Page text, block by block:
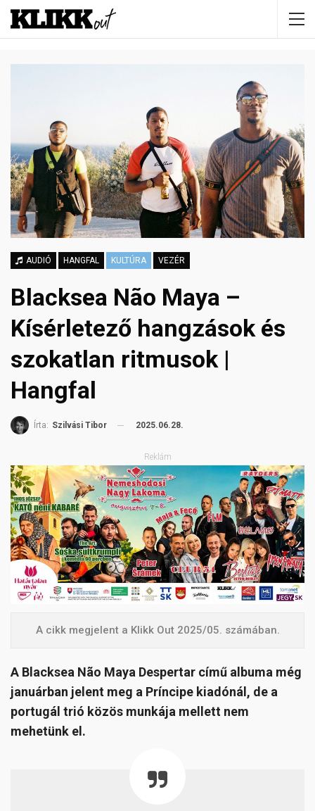
AUDIÓ HANGFAL KULTÚRA VEZÉR
Blacksea Não Maya –
Kísérletező hangzások és
szokatlan ritmusok |
Hangfal
Írta: Szilvási Tibor 2025.06.28.
Reklám
A cikk megjelent a Klikk Out 2025/05. számában.
A Blacksea Não Maya Despertar című albuma még
januárban jelent meg a Príncipe kiadónál, de a
portugál trió közös munkája mellett nem
mehetünk el.